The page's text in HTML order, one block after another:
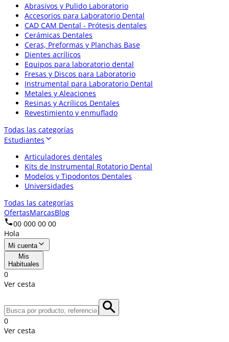
Abrasivos y Pulido Laboratorio
Accesorios para Laboratorio Dental
CAD CAM Dental - Prótesis dentales
Cerámicas Dentales
Ceras, Preformas y Planchas Base
Dientes acrílicos
Equipos para laboratorio dental
Fresas y Discos para Laboratorio
Instrumental para Laboratorio Dental
Metales y Aleaciones
Resinas y Acrílicos Dentales
Revestimiento y enmuflado
Todas las categorías
Estudiantes
Articuladores dentales
Kits de Instrumental Rotatorio Dental
Modelos y Tipodontos Dentales
Universidades
Todas las categorías
OfertasMarcasBlog
00 000 00 00
Hola
Mi cuenta
Mis
Habituales
0
Ver cesta
0
Ver cesta